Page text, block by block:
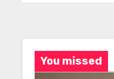
You missed